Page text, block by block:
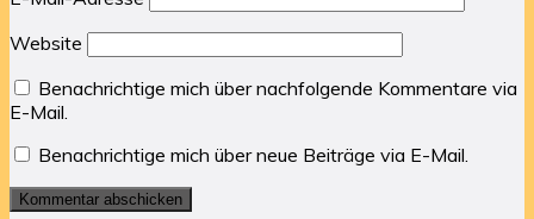
Website
Benachrichtige mich über nachfolgende Kommentare via
E-Mail.
Benachrichtige mich über neue Beiträge via E-Mail.